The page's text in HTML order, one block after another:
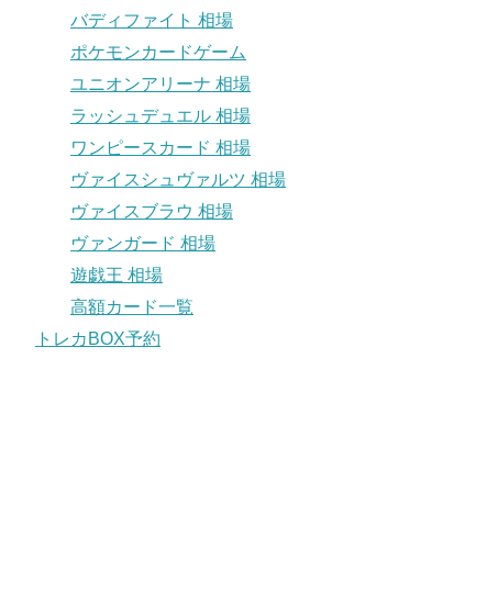
バディファイト 相場
ポケモンカードゲーム
ユニオンアリーナ 相場
ラッシュデュエル 相場
ワンピースカード 相場
ヴァイスシュヴァルツ 相場
ヴァイスブラウ 相場
ヴァンガード 相場
遊戯王 相場
高額カード一覧
トレカBOX予約